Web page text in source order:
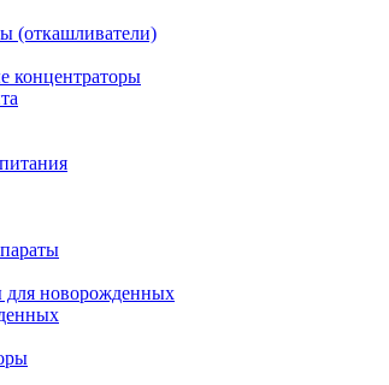
(откашливатели)
концентраторы
новорожденных